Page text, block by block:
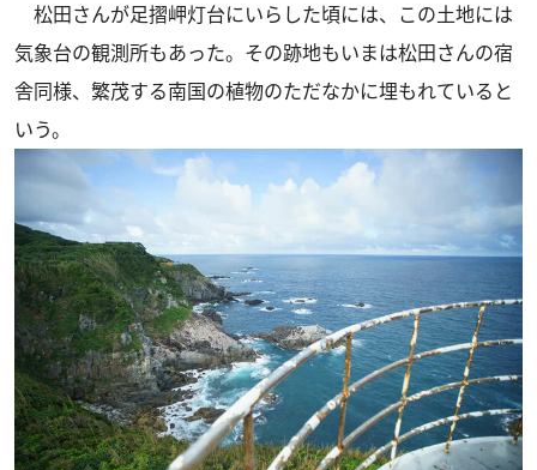
松田さんが足摺岬灯台にいらした頃には、この土地には
気象台の観測所もあった。その跡地もいまは松田さんの宿
舎同様、繁茂する南国の植物のただなかに埋もれていると
いう。